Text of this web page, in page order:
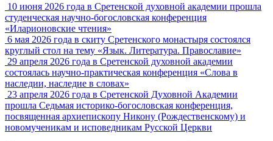
10 июня 2026 года в Сретенской духовной академии прошла
студенческая научно-богословская конференция
«Иларионовские чтения»
6 мая 2026 года в скиту Сретенского монастыря состоялся
круглый стол на тему «Язык. Литература. Православие»
29 апреля 2026 года в Сретенской духовной академии
состоялась научно-практическая конференция «Слова в
наследии, наследие в словах»
23 апреля 2026 года в Сретенской Духовной Академии
прошла Седьмая историко-богословская конференция,
посвященная архиепископу Никону (Рождественскому) и
новомученикам и исповедникам Русской Церкви